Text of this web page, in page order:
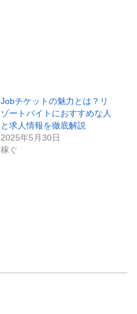
Jobチケットの魅力とは？リ
ゾートバイトにおすすめな人
と求人情報を徹底解説
2025年5月30日
稼ぐ